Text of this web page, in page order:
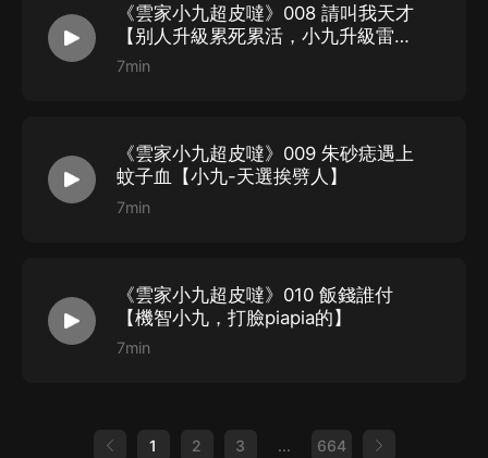
2、版權歸原作者所有，嚴禁翻錄成任何形式，嚴禁在任
何第三方平臺傳播，違者將追究其法律責任。
4、在購買過程中，如果您有任何問題，可以按以下步驟
谘詢在線客服：
第一步：您可在喜馬拉雅APP【賬號-聯系客服】中谘詢
【喜馬拉雅APP】公眾號，通過下方菜單欄里【我的-在
線客服】谘詢在線客服；
《雲家小九超皮噠》008 請叫我天才
【别人升級累死累活，小九升級雷劈
即可】
7min
《雲家小九超皮噠》009 朱砂痣遇上
蚊子血【小九-天選挨劈人】
7min
《雲家小九超皮噠》010 飯錢誰付
【機智小九，打臉piapia的】
7min
1 2 3 ... 664